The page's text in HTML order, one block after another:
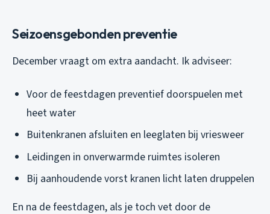
Seizoensgebonden preventie
December vraagt om extra aandacht. Ik adviseer:
Voor de feestdagen preventief doorspuelen met
heet water
Buitenkranen afsluiten en leeglaten bij vriesweer
Leidingen in onverwarmde ruimtes isoleren
Bij aanhoudende vorst kranen licht laten druppelen
En na de feestdagen, als je toch vet door de